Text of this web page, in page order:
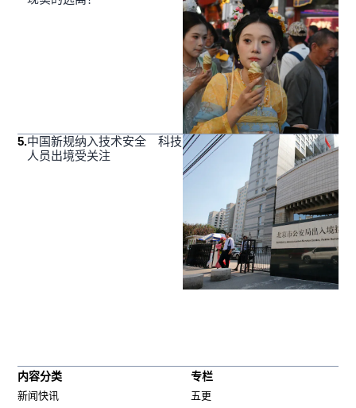
5.中国新规纳入技术安全 科技
人员出境受关注
内容分类
新闻快讯
专栏
五更